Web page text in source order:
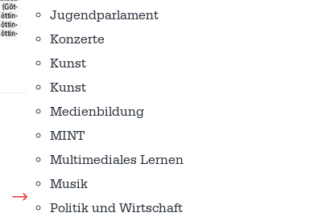
Jugendparlament
Konzerte
Kunst
Kunst
Medienbildung
MINT
Multimediales Lernen
Musik
Politik und Wirtschaft